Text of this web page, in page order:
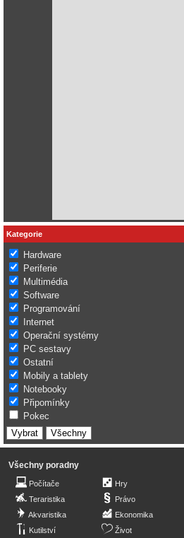
Kategorie
Hardware
Periferie
Multimédia
Software
Programování
Internet
Operační systémy
PC sestavy
Ostatní
Mobily a tablety
Notebooky
Připomínky
Pokec
Všechny poradny
Počítače
Teraristika
Akvaristika
Kutilství
Hry
Právo
Ekonomika
Život